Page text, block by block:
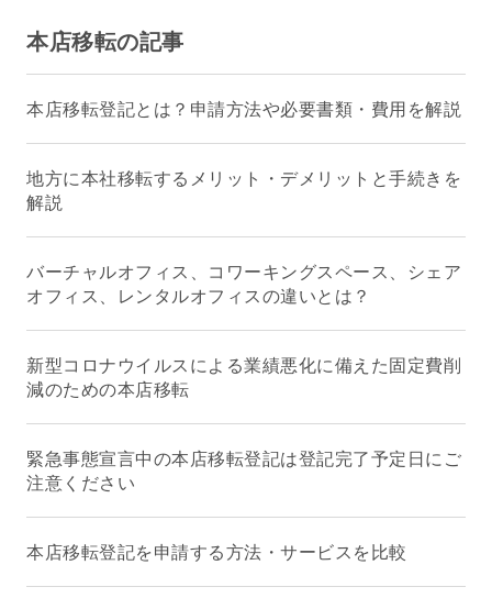
本店移転の記事
本店移転登記とは？申請方法や必要書類・費用を解説
地方に本社移転するメリット・デメリットと手続きを
解説
バーチャルオフィス、コワーキングスペース、シェア
オフィス、レンタルオフィスの違いとは？
新型コロナウイルスによる業績悪化に備えた固定費削
減のための本店移転
緊急事態宣言中の本店移転登記は登記完了予定日にご
注意ください
本店移転登記を申請する方法・サービスを比較